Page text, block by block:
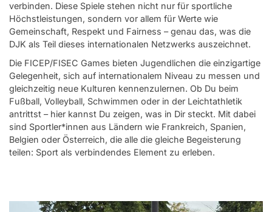
verbinden. Diese Spiele stehen nicht nur für sportliche
Höchstleistungen, sondern vor allem für Werte wie
Gemeinschaft, Respekt und Fairness – genau das, was die
DJK als Teil dieses internationalen Netzwerks auszeichnet.
Die FICEP/FISEC Games bieten Jugendlichen die einzigartige
Gelegenheit, sich auf internationalem Niveau zu messen und
gleichzeitig neue Kulturen kennenzulernen. Ob Du beim
Fußball, Volleyball, Schwimmen oder in der Leichtathletik
antrittst – hier kannst Du zeigen, was in Dir steckt. Mit dabei
sind Sportler*innen aus Ländern wie Frankreich, Spanien,
Belgien oder Österreich, die alle die gleiche Begeisterung
teilen: Sport als verbindendes Element zu erleben.
Bundessportfest '26
DJK Sportjugend